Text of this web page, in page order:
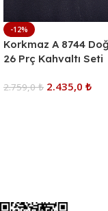
-12%
Korkmaz A 8744
26 Prç Kahvaltı Seti
2.759,0₺ 2.435,0 ₺